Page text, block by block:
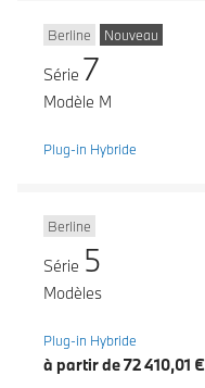
Berline Nouveau
Série 7
Modèle M
Plug-in Hybride
Berline
Série 5
Modèles
Plug-in Hybride
à partir de 72 410,01 €